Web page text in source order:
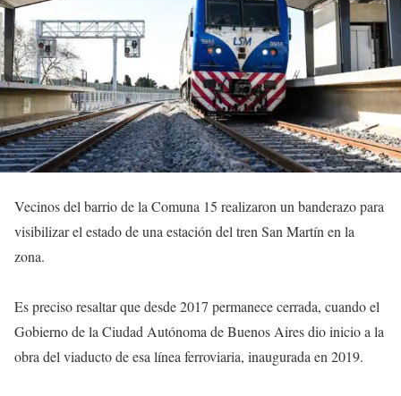
Vecinos del barrio de la Comuna 15 realizaron un banderazo para
visibilizar el estado de una estación del tren San Martín en la
zona.
Es preciso resaltar que desde 2017 permanece cerrada, cuando el
Gobierno de la Ciudad Autónoma de Buenos Aires dio inicio a la
obra del viaducto de esa línea ferroviaria, inaugurada en 2019.